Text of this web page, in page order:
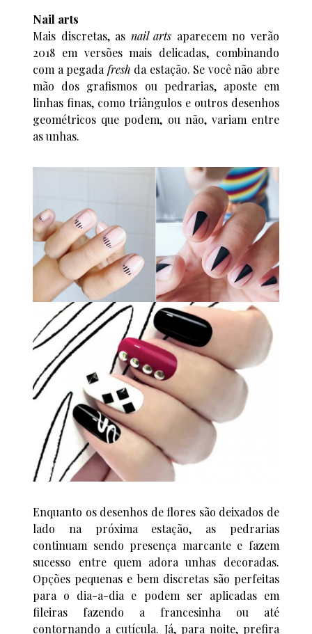
Nail arts
Mais discretas, as nail arts aparecem no verão
2018 em versões mais delicadas, combinando
com a pegada fresh da estação. Se você não abre
mão dos grafismos ou pedrarias, aposte em
linhas finas, como triângulos e outros desenhos
geométricos que podem, ou não, variam entre
as unhas.
Enquanto os desenhos de flores são deixados de
lado na próxima estação, as pedrarias
continuam sendo presença marcante e fazem
sucesso entre quem adora unhas decoradas.
Opções pequenas e bem discretas são perfeitas
para o dia-a-dia e podem ser aplicadas em
fileiras fazendo a francesinha ou até
contornando a cutícula. Já, para noite, prefira